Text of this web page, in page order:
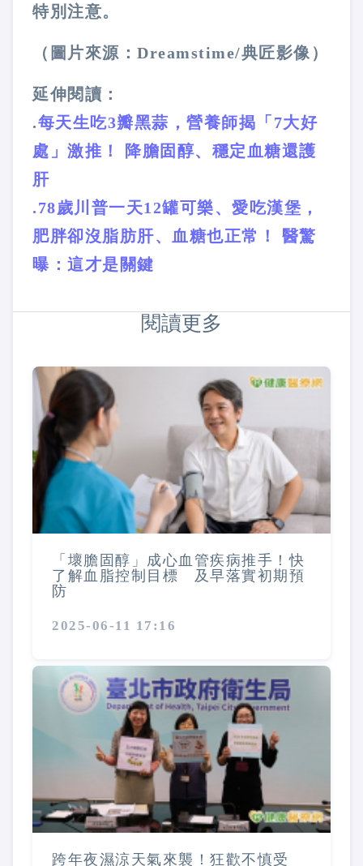
特別注意。
（圖片來源：Dreamstime/典匠影像）
延伸閱讀：
.每天生吃3瓣黑蒜，營養師揭「7大好
處」激推！ 降膽固醇、穩定血糖還護
肝
.78歲川普一天12罐可樂、愛吃漢堡，
肥胖卻沒脂肪肝、血糖也正常！ 醫驚
曝：這才是關鍵
閱讀更多
「壞膽固醇」成心血管疾病推手！快
了解血脂控制目標 及早落實初期預
防
2025-06-11 17:16
跨年夜濕涼天氣來襲！狂歡不慎受